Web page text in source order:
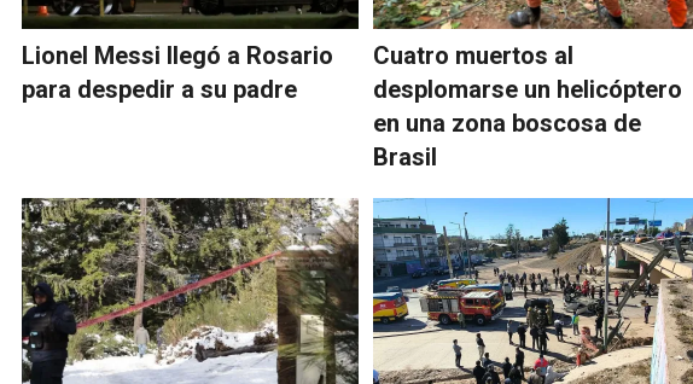
Lionel Messi llegó a Rosario
para despedir a su padre
Cuatro muertos al
desplomarse un helicóptero
en una zona boscosa de
Brasil